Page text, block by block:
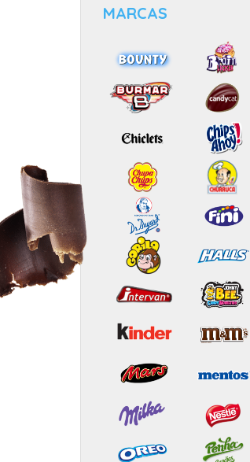
MARCAS